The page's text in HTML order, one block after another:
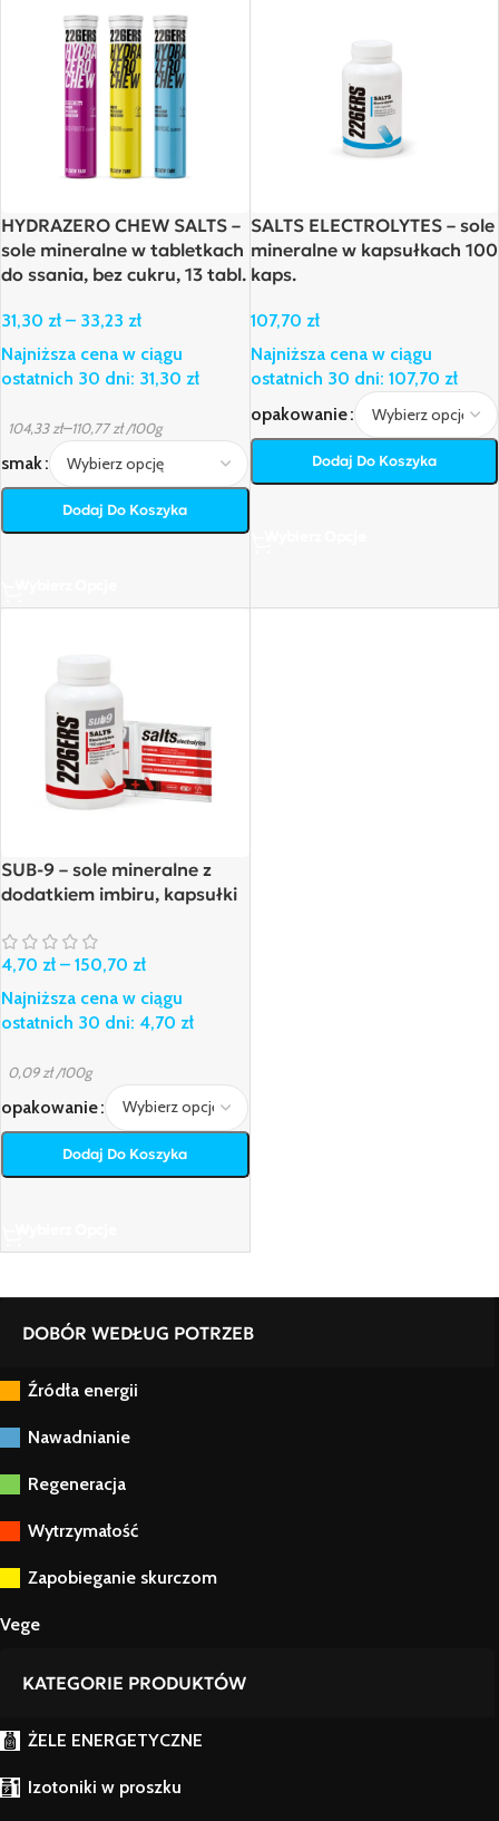
HYDRAZERO CHEW SALTS –
sole mineralne w tabletkach
do ssania, bez cukru, 13 tabl.
31,30 zł – 33,23 zł
Najniższa cena w ciągu
ostatnich 30 dni: 31,30 zł
104,33zł–110,77zł /100g
smak
Dodaj Do Koszyka
SALTS ELECTROLYTES – sole
mineralne w kapsułkach 100
kaps.
107,70 zł
Najniższa cena w ciągu
ostatnich 30 dni: 107,70 zł
opakowanie
Dodaj Do Koszyka
SUB-9 – sole mineralne z
dodatkiem imbiru, kapsułki
4,70 zł – 150,70 zł
Najniższa cena w ciągu
ostatnich 30 dni: 4,70 zł
0,09zł /100g
opakowanie
Dodaj Do Koszyka
DOBÓR WEDŁUG POTRZEB
Źródła energii
Nawadnianie
Regeneracja
Wytrzymałość
Zapobieganie skurczom
Vege
KATEGORIE PRODUKTÓW
ŻELE ENERGETYCZNE
Izotoniki w proszku